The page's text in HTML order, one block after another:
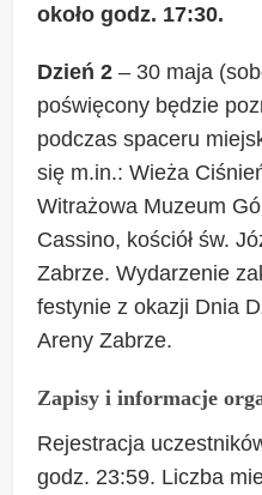
około godz. 17:30.
Dzień 2– 30 maja
poświęcony będzie
podczas spaceru
się m.in.: Wieża
Witrażowa Muzeum
Cassino, kościół św.
Zabrze. Wydarzenie
festynie z okazji Dnia
Areny Zabrze.
Zapisy i informacje
Rejestracja
godz. 23:59. Liczba